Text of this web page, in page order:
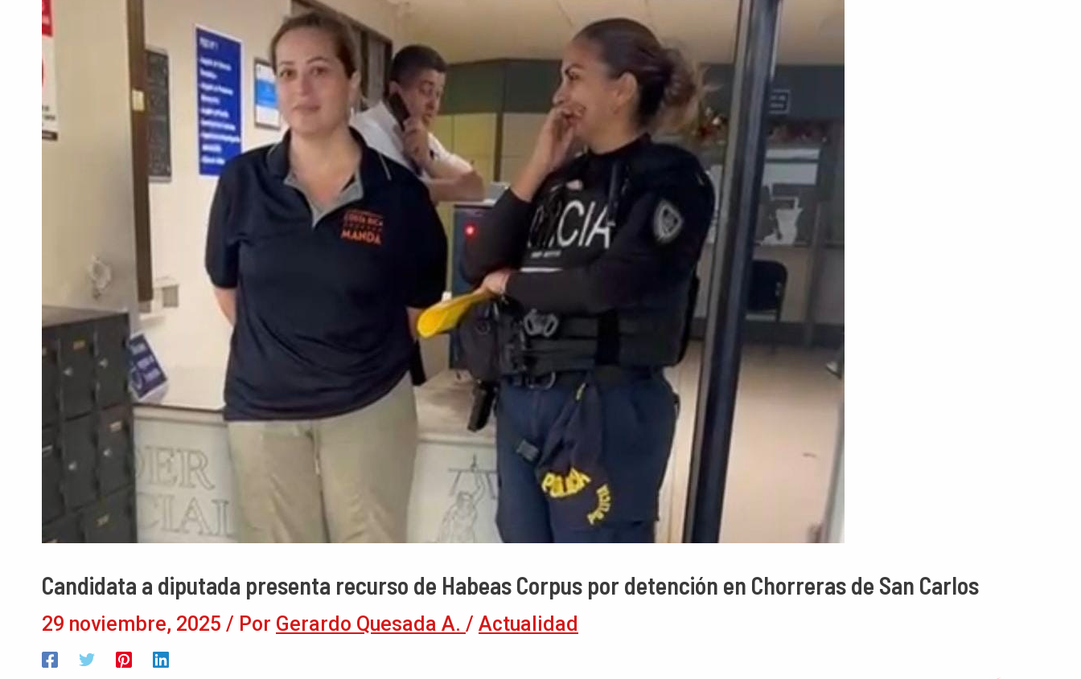
Candidata a diputada presenta recurso de Habeas Corpus por detención en Chorreras de San Carlos
29 noviembre, 2025 / Por Gerardo Quesada A. / Actualidad